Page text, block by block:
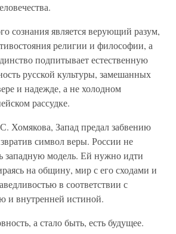
сознания является верующий разум,
религии и философии, а
подпитывает естественную
русской культуры, замешанных
и надежде, а не холодном
рассудке.
Хомякова, Запад предал забвению
символ веры. России не
западную модель. Ей нужно идти
на общину, мир с его сходами и
в соответствии с
и внутренней истиной.
а стало быть, есть будущее.